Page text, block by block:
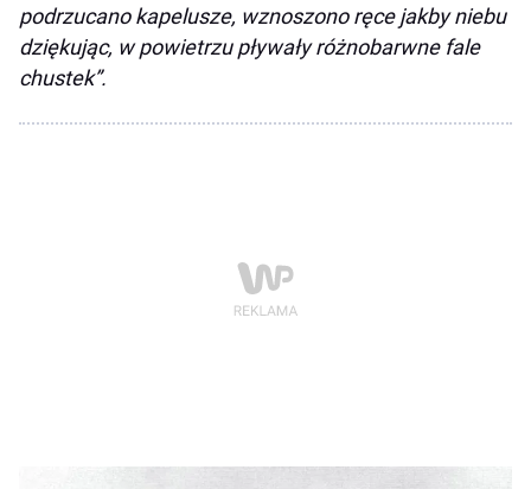
podrzucano kapelusze, wznoszono ręce jakby niebu
dziękując, w powietrzu pływały różnobarwne fale
chustek”.